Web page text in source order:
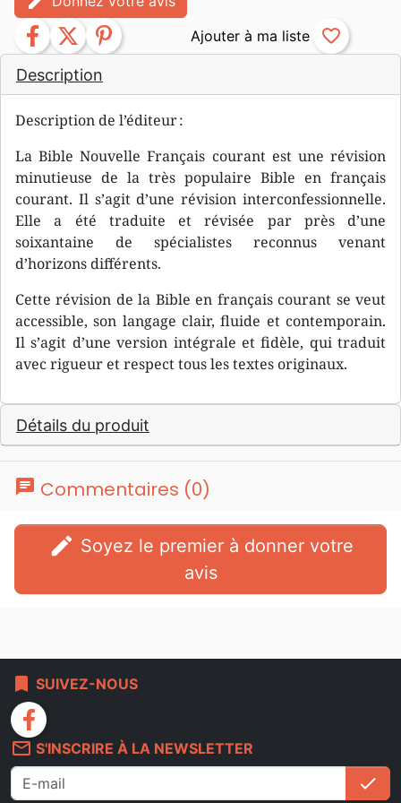
Description
Description de l’éditeur :
La Bible Nouvelle Français courant est une révision
minutieuse de la très populaire Bible en français
courant. Il s’agit d’une révision interconfessionnelle.
Elle a été traduite et révisée par près d’une
soixantaine de spécialistes reconnus venant
d’horizons différents.
Cette révision de la Bible en français courant se veut
accessible, son langage clair, fluide et contemporain.
Il s’agit d’une version intégrale et fidèle, qui traduit
avec rigueur et respect tous les textes originaux.
Détails du produit
facebook twitter pinterest favorite_border
chat Commentaires (0)
edit
avis
bookmark SUIVEZ-NOUS
facebook
mail_outline S'INSCRIRE À LA NEWSLETTER
check